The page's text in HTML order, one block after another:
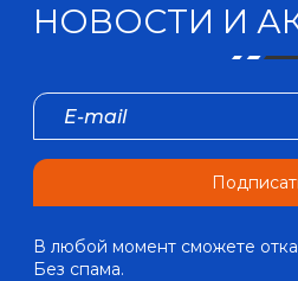
НОВОСТИ И
В любой момент сможете
Без спама.